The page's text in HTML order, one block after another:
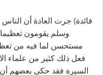
فائدة) جرت العادة أن
وسلم يقومون
مستحسن لما فيه من
فعل ذلك كثير من علماء
السيرة فقد حكى بعضهم أن